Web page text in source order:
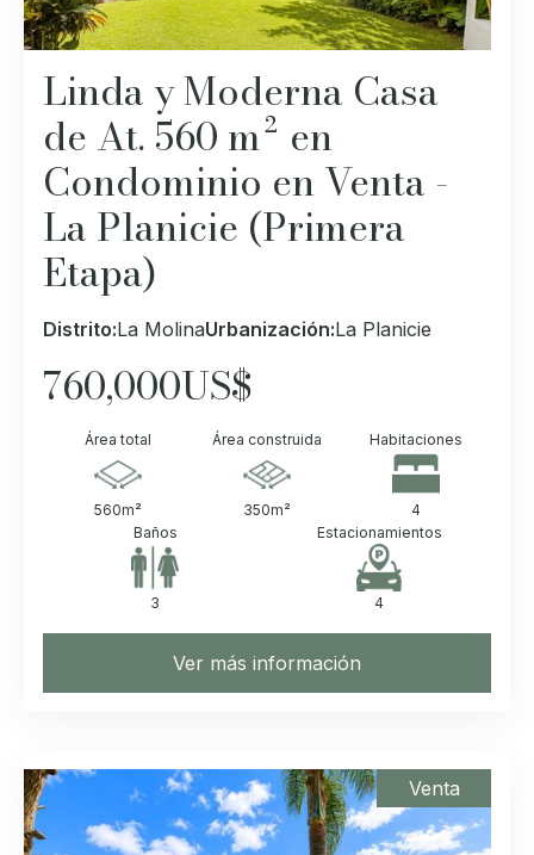
Linda y Moderna Casa
de At. 560 m² en
Condominio en Venta -
La Planicie (Primera
Etapa)
Distrito:La MolinaUrbanización:La Planicie
760,000US$
Área total
560m²
Área construida
350m²
Habitaciones
4
Baños
3
Estacionamientos
4
Ver más información
Venta